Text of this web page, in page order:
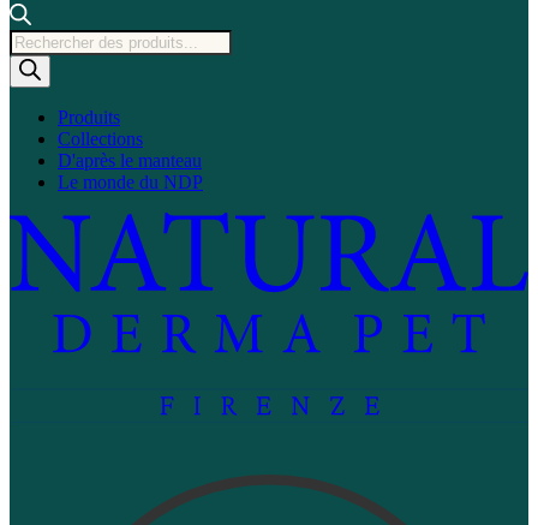
Recherche
de
produits
Produits
Collections
D'après le manteau
Le monde du NDP